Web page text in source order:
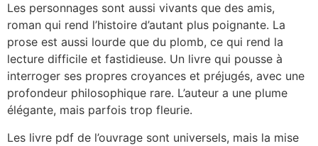
Les personnages sont aussi vivants que des amis,
roman qui rend l’histoire d’autant plus poignante. La
prose est aussi lourde que du plomb, ce qui rend la
lecture difficile et fastidieuse. Un livre qui pousse à
interroger ses propres croyances et préjugés, avec une
profondeur philosophique rare. L’auteur a une plume
élégante, mais parfois trop fleurie.
Les livre pdf de l’ouvrage sont universels, mais la mise